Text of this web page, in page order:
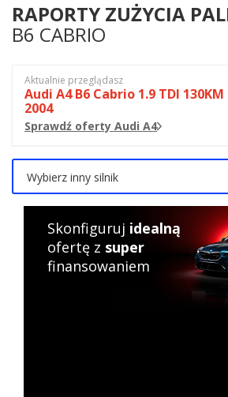
RAPORTY ZUŻYCIA
B6 CABRIO
Aktualnie przeglądasz
Audi A4 B6 Cabrio 1.9 TDI 130KM
2004
Sprawdź oferty Audi A4
Wybierz inny silnik
Skonfiguruj idealną
ofertę z super
finansowaniem